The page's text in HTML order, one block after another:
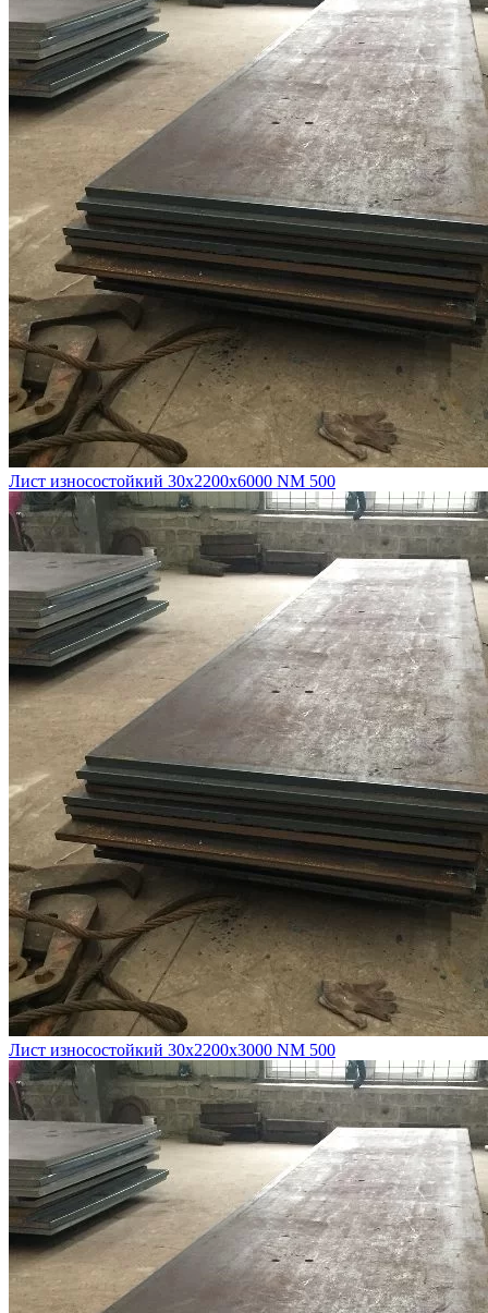
Лист износостойкий 30х2200х6000 NM 500
Лист износостойкий 30х2200х3000 NM 500